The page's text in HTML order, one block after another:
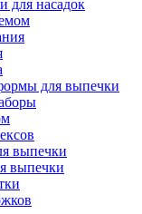
для насадок
для выпечки
выпечки
выпечки